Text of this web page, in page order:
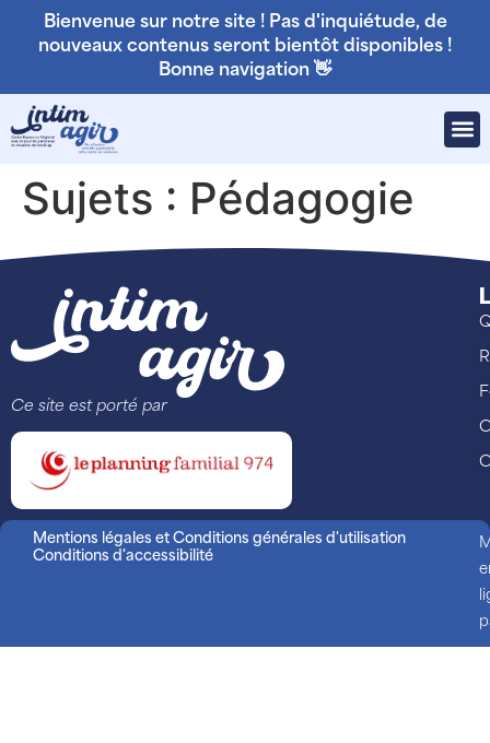
Bienvenue sur notre site ! Pas d'inquiétude, de
nouveaux contenus seront bientôt disponibles !
Bonne navigation 👋
Sujets : Pédagogie
Ce site est porté par
Mentions légales et Conditions générales d'utilisation
Conditions d'accessibilité